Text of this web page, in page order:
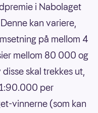
i Nabolaget
kan variere,
på mellom 4
mellom 80 000 og
skal trekkes ut,
per
vinnerne (som kan